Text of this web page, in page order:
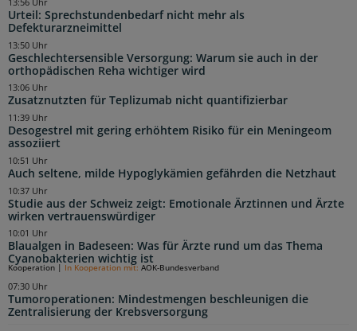
Urteil: Sprechstundenbedarf nicht mehr als
Defekturarzneimittel
13:56 Uhr
Geschlechtersensible Versorgung: Warum sie auch in der
orthopädischen Reha wichtiger wird
13:50 Uhr
Zusatznutzten für Teplizumab nicht quantifizierbar
13:06 Uhr
Desogestrel mit gering erhöhtem Risiko für ein Meningeom
assoziiert
11:39 Uhr
Auch seltene, milde Hypoglykämien gefährden die Netzhaut
10:51 Uhr
Studie aus der Schweiz zeigt: Emotionale Ärztinnen und Ärzte
wirken vertrauenswürdiger
10:37 Uhr
Blaualgen in Badeseen: Was für Ärzte rund um das Thema
Cyanobakterien wichtig ist
10:01 Uhr
Tumoroperationen: Mindestmengen beschleunigen die
Zentralisierung der Krebsversorgung
Kooperation In Kooperation mit: AOK-Bundesverband
07:30 Uhr